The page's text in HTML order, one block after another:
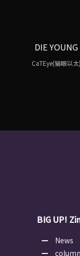
DIE YOUNG
CaTEye(猫眼以太)
BIG UP!
News
column